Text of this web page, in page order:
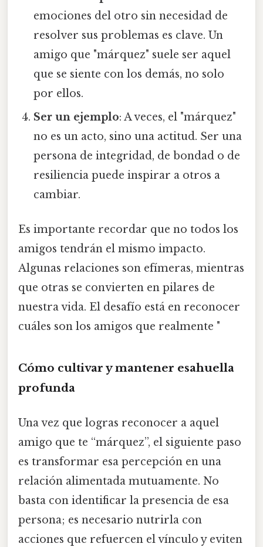
emociones del otro sin necesidad de
resolver sus problemas es clave. Un
amigo que "márquez" suele ser aquel
que se siente con los demás, no solo
por ellos.
Ser un ejemplo: A veces, el "márquez"
no es un acto, sino una actitud. Ser una
persona de integridad, de bondad o de
resiliencia puede inspirar a otros a
cambiar.
Es importante recordar que no todos los
amigos tendrán el mismo impacto.
Algunas relaciones son efímeras, mientras
que otras se convierten en pilares de
nuestra vida. El desafío está en reconocer
cuáles son los amigos que realmente "
Cómo cultivar y mantener esahuella
profunda
Una vez que logras reconocer a aquel
amigo que te “márquez”, el siguiente paso
es transformar esa percepción en una
relación alimentada mutuamente. No
basta con identificar la presencia de esa
persona; es necesario nutrirla con
acciones que refuercen el vínculo y eviten